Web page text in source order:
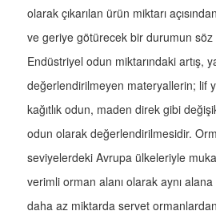
olarak çıkarılan ürün miktarı
ve geriye götürecek bir durumun söz
Endüstriyel odun miktarındaki artış,
değerlendirilmeyen materyallerin; lif
kağıtlık odun, maden direk gibi
odun olarak değerlendirilmesidir.
seviyelerdeki Avrupa ülkeleriyle
verimli orman alanı olarak aynı
daha az miktarda servet ormanlardan